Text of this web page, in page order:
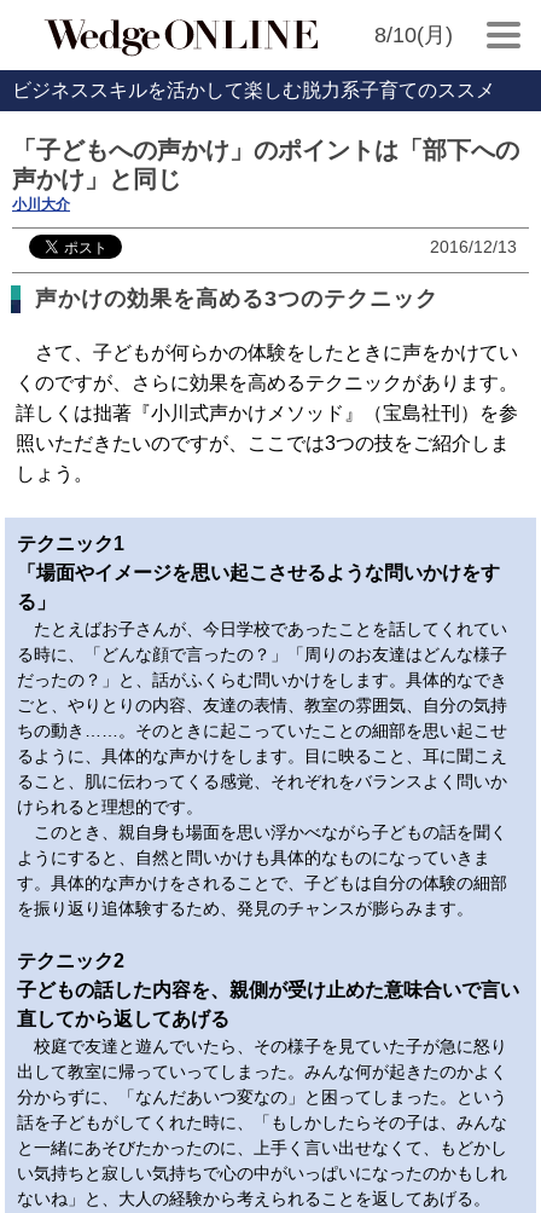
8/10(月)
ビジネススキルを活かして楽しむ脱力系子育てのススメ
「子どもへの声かけ」のポイントは「部下への
声かけ」と同じ
小川大介
2016/12/13
声かけの効果を高める3つのテクニック
さて、子どもが何らかの体験をしたときに声をかけてい
くのですが、さらに効果を高めるテクニックがあります。
詳しくは拙著『小川式声かけメソッド』（宝島社刊）を参
照いただきたいのですが、ここでは3つの技をご紹介しま
しょう。
テクニック1
「場面やイメージを思い起こさせるような問いかけをす
る」
たとえばお子さんが、今日学校であったことを話してくれてい
る時に、「どんな顔で言ったの？」「周りのお友達はどんな様子
だったの？」と、話がふくらむ問いかけをします。具体的なでき
ごと、やりとりの内容、友達の表情、教室の雰囲気、自分の気持
ちの動き……。そのときに起こっていたことの細部を思い起こせ
るように、具体的な声かけをします。目に映ること、耳に聞こえ
ること、肌に伝わってくる感覚、それぞれをバランスよく問いか
けられると理想的です。
このとき、親自身も場面を思い浮かべながら子どもの話を聞く
ようにすると、自然と問いかけも具体的なものになっていきま
す。具体的な声かけをされることで、子どもは自分の体験の細部
を振り返り追体験するため、発見のチャンスが膨らみます。
テクニック2
子どもの話した内容を、親側が受け止めた意味合いで言い
直してから返してあげる
校庭で友達と遊んでいたら、その様子を見ていた子が急に怒り
出して教室に帰っていってしまった。みんな何が起きたのかよく
分からずに、「なんだあいつ変なの」と困ってしまった。という
話を子どもがしてくれた時に、「もしかしたらその子は、みんな
と一緒にあそびたかったのに、上手く言い出せなくて、もどかし
い気持ちと寂しい気持ちで心の中がいっぱいになったのかもしれ
ないね」と、大人の経験から考えられることを返してあげる。